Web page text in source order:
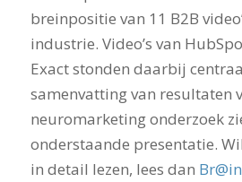
breinpositie van 11 B2B
industrie. Video’s van
Exact stonden daarbij
samenvatting van resultaten
neuromarketing onderzoek
onderstaande presentatie.
in detail lezen, lees dan